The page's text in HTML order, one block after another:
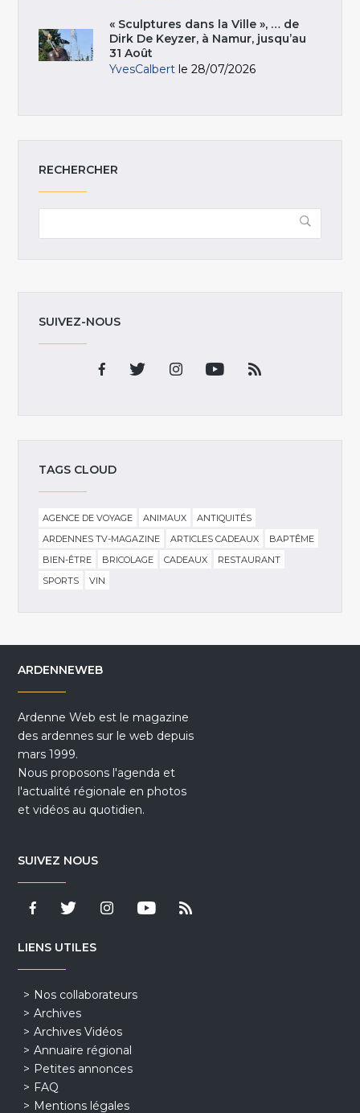
« Sculptures dans la Ville », … de
Dirk De Keyzer, à Namur, jusqu’au
31 Août
YvesCalbert le 28/07/2026
RECHERCHER
SUIVEZ-NOUS
TAGS CLOUD
AGENCE DE VOYAGE ANIMAUX
ANTIQUITÉS
ARDENNES TV-MAGAZINE
ARTICLES CADEAUX
BAPTÊME
BIEN-ÊTRE
BRICOLAGE CADEAUX
RESTAURANT
SPORTS
VIN
ARDENNEWEB
Ardenne Web est le magazine
des ardennes sur le web depuis
mars 1999.
Nous proposons l'agenda et
l'actualité régionale en photos
et vidéos au quotidien.
SUIVEZ NOUS
LIENS UTILES
Nos collaborateurs
Archives
Archives Vidéos
Annuaire régional
Petites annonces
FAQ
Mentions légales